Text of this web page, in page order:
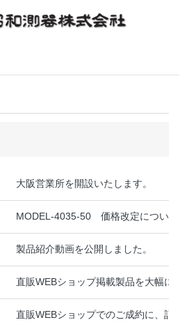
大阪営業所を開設いたします。
MODEL-4035-50 価格改定について
製品紹介動画を公開しました。
直販WEBショップ掲載製品を大幅に
直販WEBショップでのご成約に、記